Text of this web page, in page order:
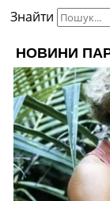
Знайти